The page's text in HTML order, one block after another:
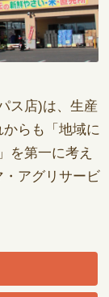
ス店)は、生産
からも「地域に
を第一に考え
アグリサービ